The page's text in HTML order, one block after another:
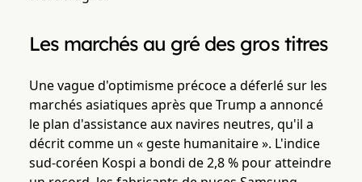
Les marchés au gré des gros titres
Une vague d'optimisme précoce a déferlé sur les
marchés asiatiques après que Trump a annoncé
le plan d'assistance aux navires neutres, qu'il a
décrit comme un « geste humanitaire ». L'indice
sud-coréen Kospi a bondi de 2,8 % pour atteindre